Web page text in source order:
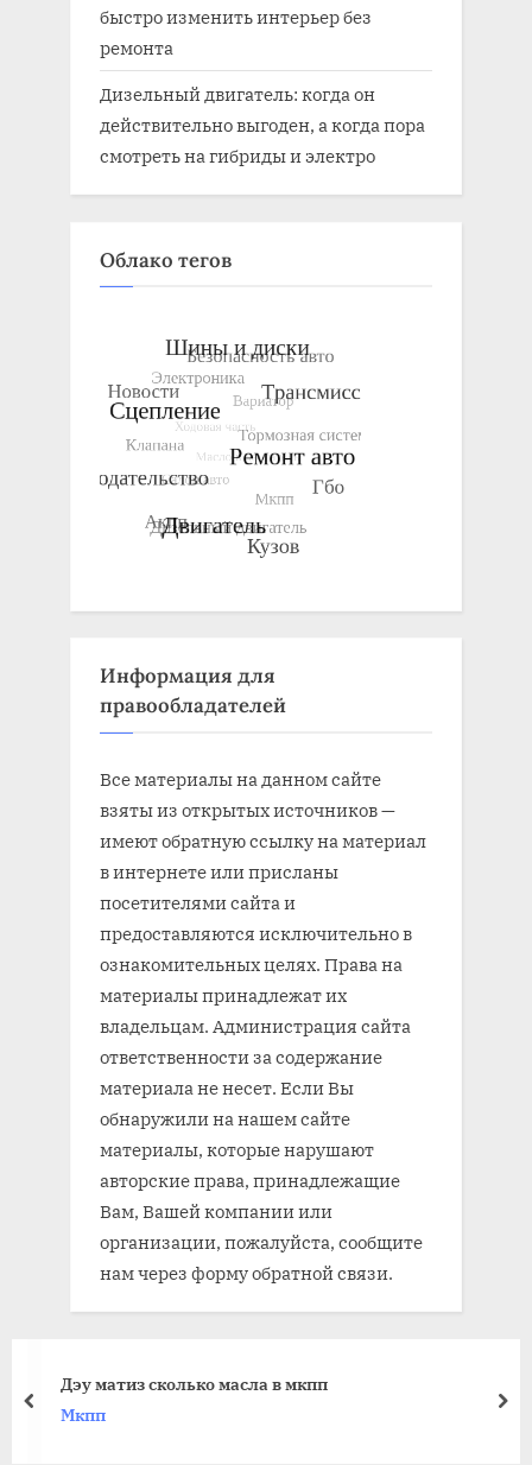
быстро изменить интерьер без
ремонта
Дизельный двигатель: когда он
действительно выгоден, а когда пора
смотреть на гибриды и электро
Облако тегов
Информация для
правообладателей
Все материалы на данном сайте
взяты из открытых источников —
имеют обратную ссылку на материал
в интернете или присланы
посетителями сайта и
предоставляются исключительно в
ознакомительных целях. Права на
материалы принадлежат их
владельцам. Администрация сайта
ответственности за содержание
материала не несет. Если Вы
обнаружили на нашем сайте
материалы, которые нарушают
авторские права, принадлежащие
Вам, Вашей компании или
организации, пожалуйста, сообщите
нам через форму обратной связи.
Дэу матиз сколько масла в мкпп
Мкпп
prev